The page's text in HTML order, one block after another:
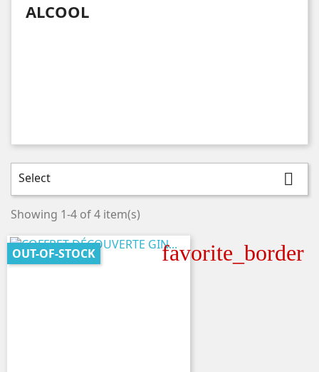
ALCOOL
Select 
Showing 1-4 of 4 item(s)
favorite_border
OUT-OF-STOCK